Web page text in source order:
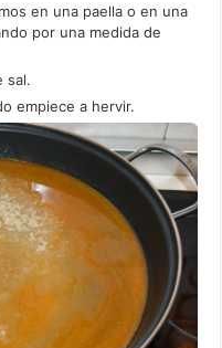
en una paella o en una
por una medida de
sal.
empiece a hervir.